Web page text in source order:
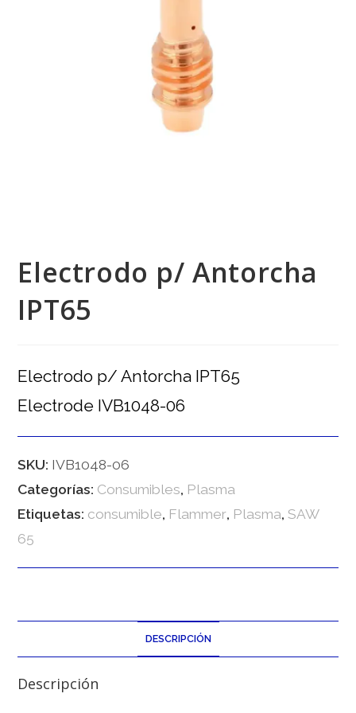
Electrodo p/ Antorcha
IPT65
Electrodo p/ Antorcha IPT65
Electrode IVB1048-06
SKU: IVB1048-06
Categorías: Consumibles, Plasma
Etiquetas: consumible, Flammer, Plasma,SAW
65
DESCRIPCIÓN
Descripción